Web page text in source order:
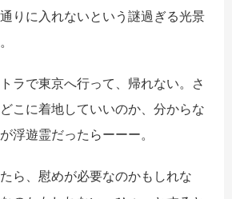
りに入れないという謎過ぎる光景
ラで東京へ行って、帰れない。さ
こに着地していいのか、分からな
浮遊霊だったらーーー。
ら、慰めが必要なのかもしれな